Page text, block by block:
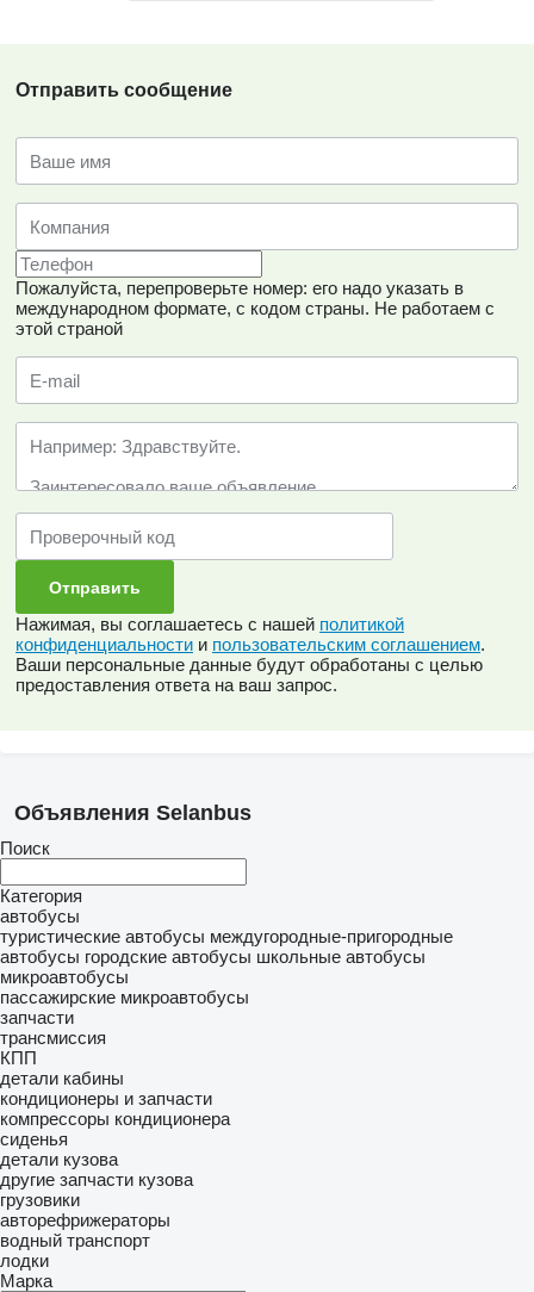
Отправить сообщение
Пожалуйста, перепроверьте номер: его надо указать в
международном формате, с кодом страны. Не работаем с
этой страной
Нажимая, вы соглашаетесь с нашей политикой
конфиденциальности и пользовательским соглашением.
Ваши персональные данные будут обработаны с целью
предоставления ответа на ваш запрос.
Объявления Selanbus
Поиск
Категория
автобусы
туристические автобусы междугородные-пригородные
автобусы городские автобусы школьные автобусы
микроавтобусы
пассажирские микроавтобусы
запчасти
трансмиссия
КПП
детали кабины
кондиционеры и запчасти
компрессоры кондиционера
сиденья
детали кузова
другие запчасти кузова
грузовики
авторефрижераторы
водный транспорт
лодки
Марка